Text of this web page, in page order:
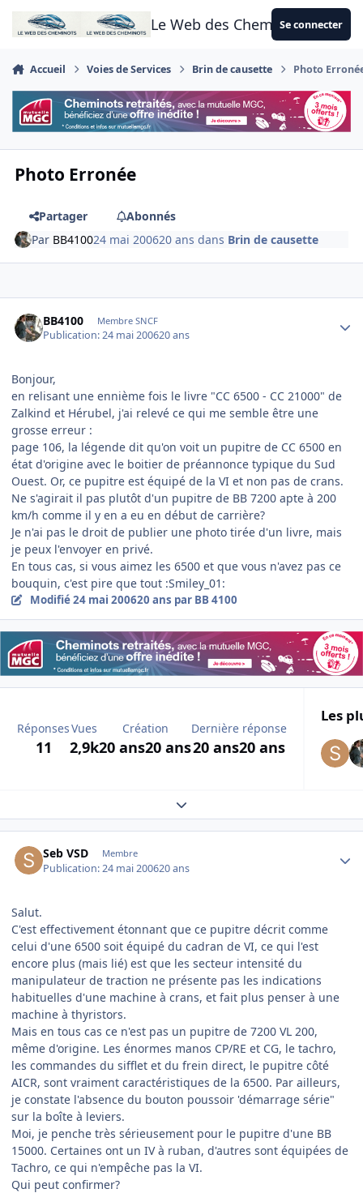
Aller au contenu
Le Web des CheminotsSe connecter
Accueil Voies de Services Brin de causette Photo
Photo Erronée
Partager
Abonnés
Par BB410024 mai 200620 ans dans Brin de causette
BB4100 Membre SNCF
Publication:24 mai 200620 ans
Bonjour,
en relisant une ennième fois le livre "CC 6500 - CC 21000" de
Zalkind et Hérubel, j'ai relevé ce qui me semble être une
grosse erreur :
page 106, la légende dit qu'on voit un pupitre de CC 6500 en
état d'origine avec le boitier de préannonce typique du Sud
Ouest. Or, ce pupitre est équipé de la VI et non pas de crans.
Ne s'agirait il pas plutôt d'un pupitre de BB 7200 apte à 200
km/h comme il y en a eu en début de carrière?
Je n'ai pas le droit de publier une photo tirée d'un livre, mais
je peux l'envoyer en privé.
En tous cas, si vous aimez les 6500 et que vous n'avez pas ce
bouquin, c'est pire que tout :Smiley_01:
Modifié24 mai 200620 ans par BB 4100
Réponses
11
Vues
2,9k
Création
20 ans20 ans
Dernière réponse
20 ans20 ans
Les
Expand topic overview
Seb VSD Membre
Publication:24 mai 200620 ans
Salut.
C'est effectivement étonnant que ce pupitre décrit comme
celui d'une 6500 soit équipé du cadran de VI, ce qui l'est
encore plus (mais lié) est que les secteur intensité du
manipulateur de traction ne présente pas les indications
habituelles d'une machine à crans, et fait plus penser à une
machine à thyristors.
Mais en tous cas ce n'est pas un pupitre de 7200 VL 200,
même d'origine. Les énormes manos CP/RE et CG, le tachro,
les commandes du sifflet et du frein direct, le pupitre côté
AICR, sont vraiment caractéristiques de la 6500. Par ailleurs,
je constate l'absence du bouton poussoir 'démarrage série"
sur la boîte à leviers.
Moi, je penche très sérieusement pour le pupitre d'une BB
15000. Certaines ont un IV à ruban, d'autres sont équipées de
Tachro, ce qui n'empêche pas la VI.
Qui peut confirmer?